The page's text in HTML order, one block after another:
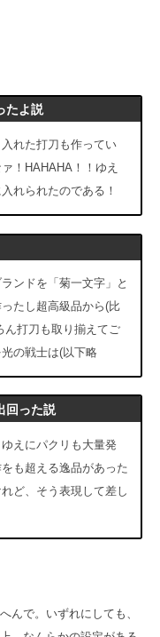
たよ説
れた打刀も作ってい
！HAHAHA！！ゆえ
れられたのである！
ンドを「菊一文字」と
たし超高級品から(比
ん打刀も取り揃えてご
の戦士は(以下略
回った説
えにパクリも大量発
も超える逸品があった
ど、そう表現して差し
んで。いずれにしても、